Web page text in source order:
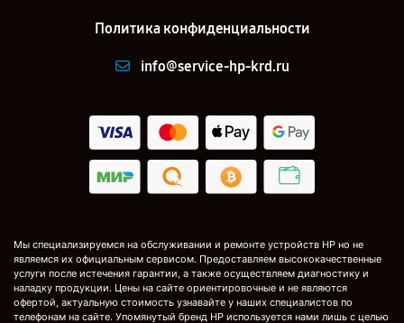
Политика конфиденциальности
info@service-hp-krd.ru
Мы специализируемся на обслуживании и ремонте устройств HP но не
являемся их официальным сервисом. Предоставляем высококачественные
услуги после истечения гарантии, а также осуществляем диагностику и
наладку продукции. Цены на сайте ориентировочные и не являются
офертой, актуальную стоимость узнавайте у наших специалистов по
телефонам на сайте. Упомянутый бренд HP используется нами лишь с целью